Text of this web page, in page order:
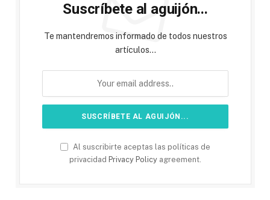
Suscríbete al aguijón...
Te mantendremos informado de todos nuestros
artículos...
Al suscribirte aceptas las políticas de
privacidad Privacy Policy agreement.